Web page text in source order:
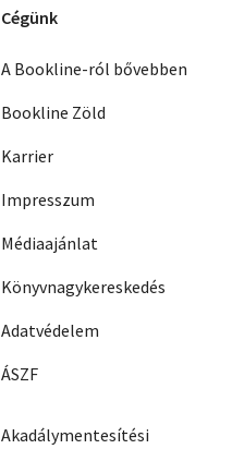
Cégünk
A Bookline-ról bővebben
Bookline Zöld
Karrier
Impresszum
Médiaajánlat
Könyvnagykereskedés
Adatvédelem
ÁSZF
Akadálymentesítési